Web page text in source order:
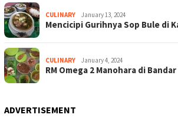
CULINARY January 13, 2024
Mencicipi Gurihnya Sop Bule di
CULINARY January 4, 2024
RM Omega 2 Manohara di
ADVERTISEMENT